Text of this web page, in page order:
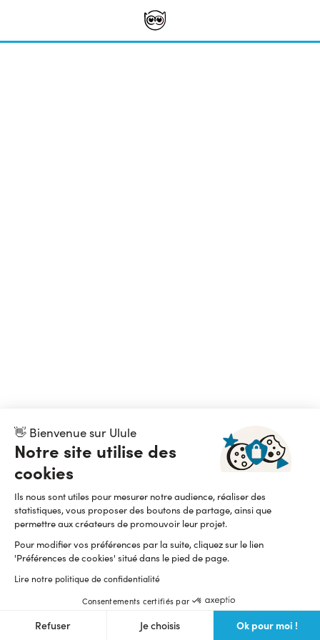
👋 Bienvenue sur Ulule
Notre site utilise des
cookies
Ils nous sont utiles pour mesurer notre audience, réaliser des
statistiques, vous proposer des boutons de partage, ainsi que
permettre aux créateurs de promouvoir leur projet.
Pour modifier vos préférences par la suite, cliquez sur le lien
'Préférences de cookies' situé dans le pied de page.
Lire notre politique de confidentialité
Consentements certifiés par
Refuser Je choisis Ok pour moi !